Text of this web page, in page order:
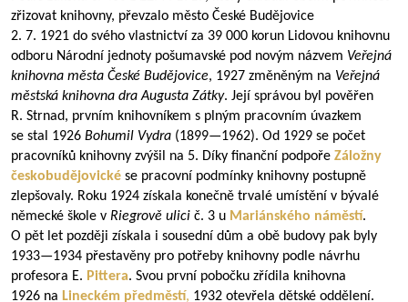
zřizovat knihovny, převzalo město České Budějovice
2. 7. 1921 do svého vlastnictví za 39 000 korun Lidovou knihovnu
odboru Národní jednoty pošumavské pod novým názvem Veřejná
knihovna města České Budějovice, 1927 změněným na Veřejná
městská knihovna dra Augusta Zátky. Její správou byl pověřen
R. Strnad, prvním knihovníkem s plným pracovním úvazkem
se stal 1926 Bohumil Vydra (1899—1962). Od 1929 se počet
pracovníků knihovny zvýšil na 5. Díky finanční podpoře Záložny
českobudějovické se pracovní podmínky knihovny postupně
zlepšovaly. Roku 1924 získala konečně trvalé umístění v bývalé
německé škole v Riegrově ulici č. 3 u Mariánského náměstí.
O pět let později získala i sousední dům a obě budovy pak byly
1933—1934 přestavěny pro potřeby knihovny podle návrhu
profesora E. Pittera. Svou první pobočku zřídila knihovna
1926 na Lineckém předměstí, 1932 otevřela dětské oddělení.